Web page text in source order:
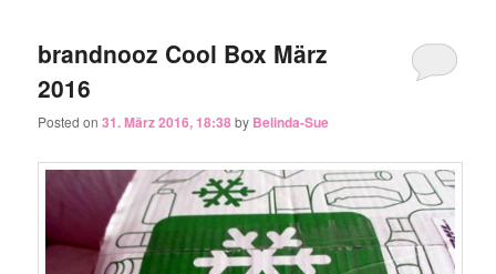
brandnooz Cool Box März
2016
Posted on31. März 2016, 18:38by Belinda-Sue